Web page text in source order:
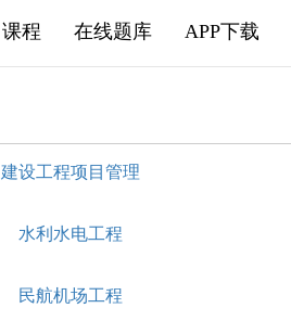
APP下载
在线题库
课程
建设工程项目管理
水利水电工程
民航机场工程